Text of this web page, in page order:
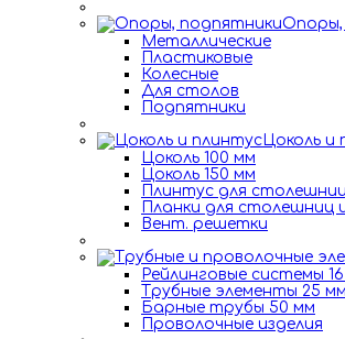
Опоры,
Металлические
Пластиковые
Колесные
Для столов
Подпятники
Цоколь и
Цоколь 100 мм
Цоколь 150 мм
Плинтус для
Планки для столешниц
Вент. решетки
Рейлинговые системы
Трубные элементы 25 мм
Барные трубы 50 мм
Проволочные изделия